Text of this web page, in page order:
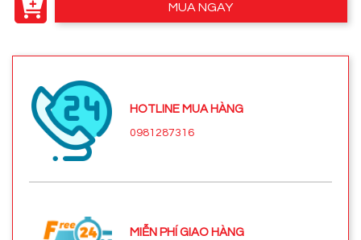
MUA NGAY
HOTLINE MUA HÀNG
0981287316
MIỄN PHÍ GIAO HÀNG